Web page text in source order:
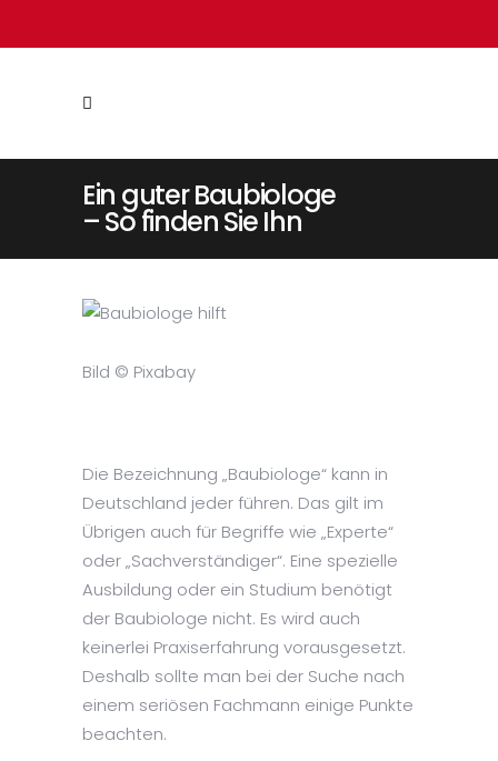
Ein guter Baubiologe
– So finden Sie Ihn
Bild © Pixabay
Die Bezeichnung „Baubiologe“ kann in
Deutschland jeder führen. Das gilt im
Übrigen auch für Begriffe wie „Experte“
oder „Sachverständiger“. Eine spezielle
Ausbildung oder ein Studium benötigt
der Baubiologe nicht. Es wird auch
keinerlei Praxiserfahrung vorausgesetzt.
Deshalb sollte man bei der Suche nach
einem seriösen Fachmann einige Punkte
beachten.